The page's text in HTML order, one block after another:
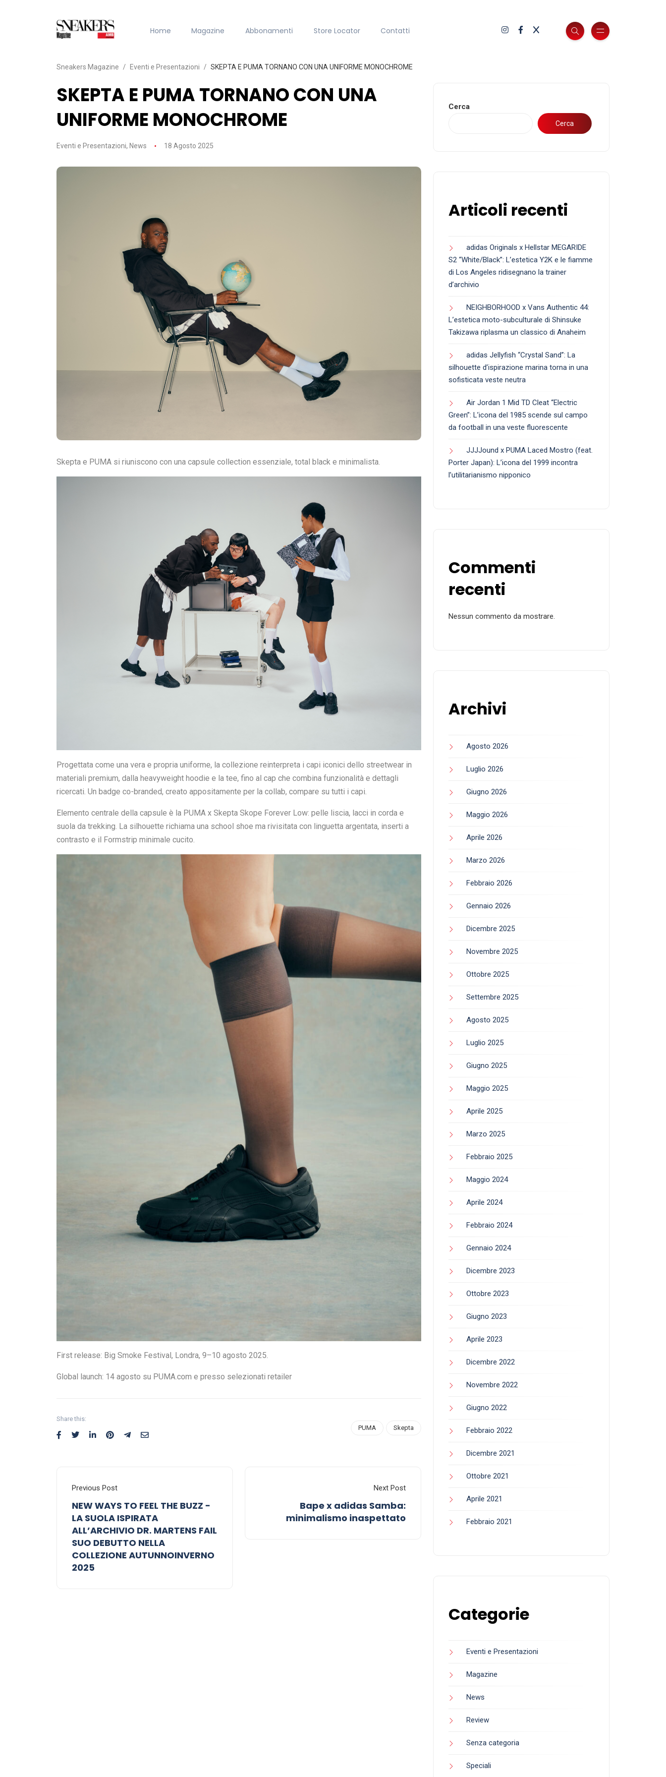
Home Magazine Abbonamenti Store Locator Contatti
Sneakers Magazine Eventi e Presentazioni SKEPTA E PUMA TORNANO CON UNA UNIFORME MONOCHROME
SKEPTA E PUMA TORNANO CON UNA
UNIFORME MONOCHROME
Eventi e Presentazioni, News 18 Agosto 2025
Skepta e PUMA si riuniscono con una capsule collection essenziale, total black e minimalista.
Progettata come una vera e propria uniforme, la collezione reinterpreta i capi iconici dello streetwear in
materiali premium, dalla heavyweight hoodie e la tee, fino al cap che combina funzionalità e dettagli
ricercati. Un badge co-branded, creato appositamente per la collab, compare su tutti i capi.
Elemento centrale della capsule è la PUMA x Skepta Skope Forever Low: pelle liscia, lacci in corda e
suola da trekking. La silhouette richiama una school shoe ma rivisitata con linguetta argentata, inserti a
contrasto e il Formstrip minimale cucito.
First release: Big Smoke Festival, Londra, 9–10 agosto 2025.
Global launch: 14 agosto su PUMA.com e presso selezionati retailer
Share this:
PUMA
Skepta
Previous Post
NEW WAYS TO FEEL THE BUZZ -
LA SUOLA ISPIRATA
ALL’ARCHIVIO DR. MARTENS FAIL
SUO DEBUTTO NELLA
COLLEZIONE AUTUNNOINVERNO
2025
Next Post
Bape x adidas Samba:
minimalismo inaspettato
Cerca
Cerca
Articoli recenti
adidas Originals x Hellstar MEGARIDE
S2 “White/Black”: L’estetica Y2K e le fiamme
di Los Angeles ridisegnano la trainer
d’archivio
NEIGHBORHOOD x Vans Authentic 44:
L’estetica moto-subculturale di Shinsuke
Takizawa riplasma un classico di Anaheim
adidas Jellyfish “Crystal Sand”: La
silhouette d’ispirazione marina torna in una
sofisticata veste neutra
Air Jordan 1 Mid TD Cleat “Electric
Green”: L’icona del 1985 scende sul campo
da football in una veste fluorescente
JJJJound x PUMA Laced Mostro (feat.
Porter Japan): L’icona del 1999 incontra
l’utilitarianismo nipponico
Commenti
recenti
Nessun commento da mostrare.
Archivi
Agosto 2026
Luglio 2026
Giugno 2026
Maggio 2026
Aprile 2026
Marzo 2026
Febbraio 2026
Gennaio 2026
Dicembre 2025
Novembre 2025
Ottobre 2025
Settembre 2025
Agosto 2025
Luglio 2025
Giugno 2025
Maggio 2025
Aprile 2025
Marzo 2025
Febbraio 2025
Maggio 2024
Aprile 2024
Febbraio 2024
Gennaio 2024
Dicembre 2023
Ottobre 2023
Giugno 2023
Aprile 2023
Dicembre 2022
Novembre 2022
Giugno 2022
Febbraio 2022
Dicembre 2021
Ottobre 2021
Aprile 2021
Febbraio 2021
Categorie
Eventi e Presentazioni
Magazine
News
Review
Senza categoria
Speciali